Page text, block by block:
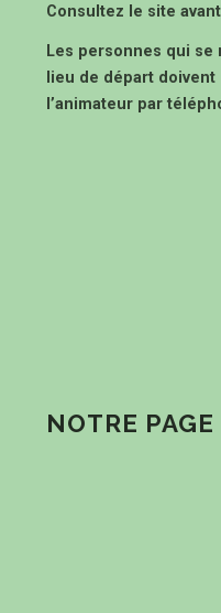
Consultez le site
Les personnes qui
lieu de départ
l’animateur par
NOTRE